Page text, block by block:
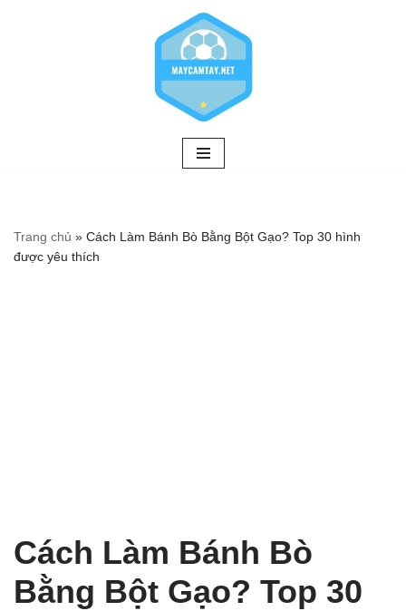
Trang chủ » Cách Làm Bánh Bò Bằng Bột Gạo? Top 30 hình
được yêu thích
Cách Làm Bánh Bò
Bằng Bột Gạo? Top 30